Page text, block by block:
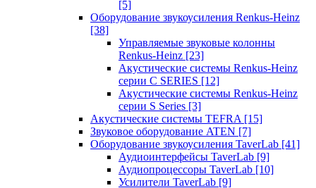
[5]
Оборудование звукоусиления Renkus-Heinz
[38]
Управляемые звуковые колонны
Renkus-Heinz [23]
Акустические системы Renkus-Heinz
серии C SERIES [12]
Акустические системы Renkus-Heinz
серии S Series [3]
Акустические системы TEFRA [15]
Звуковое оборудование ATEN [7]
Оборудование звукоусиления TaverLab [41]
Аудиоинтерфейсы TaverLab [9]
Аудиопроцессоры TaverLab [10]
Усилители TaverLab [9]